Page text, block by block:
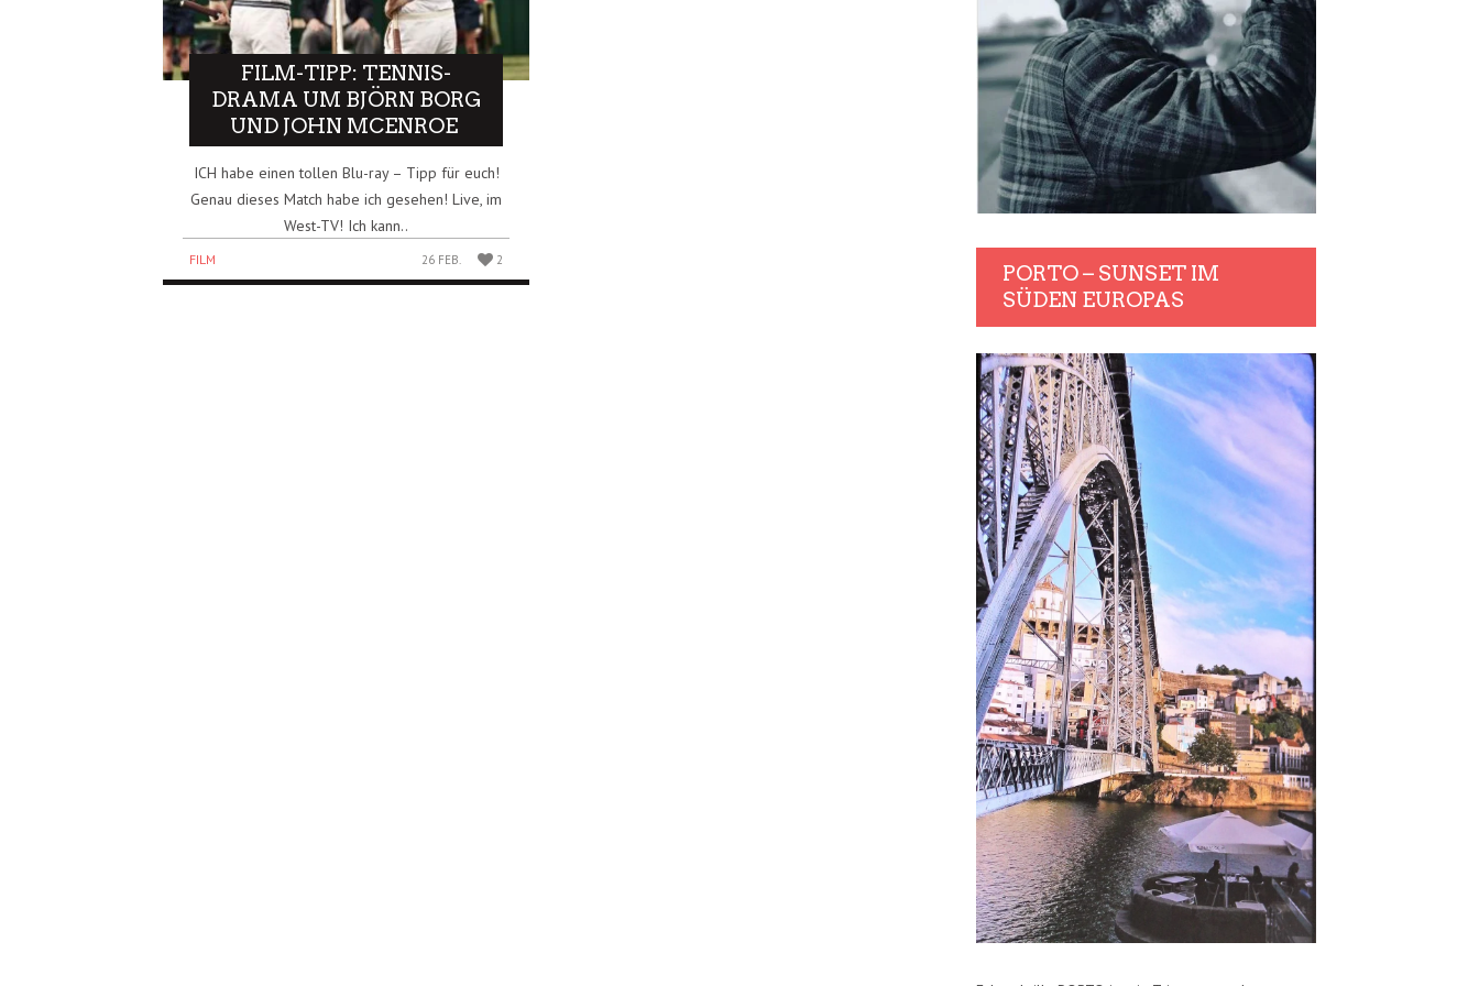
FILM-TIPP: TENNIS-
DRAMA UM BJÖRN BORG
UND JOHN MCENROE
ICH habe einen tollen Blu-ray – Tipp für euch!
Genau dieses Match habe ich gesehen! Live, im
West-TV! Ich kann..
FILM 26 FEB. 2
PORTO – SUNSET IM
SÜDEN EUROPAS